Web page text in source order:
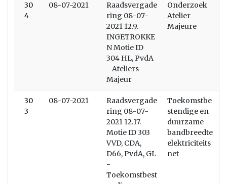
30
4
08-07-2021
Raadsvergade
ring 08-07-
2021 12.9.
INGETROKKE
N Motie ID
304 HL, PvdA
- Ateliers
Majeur
Onderzoek
Atelier
Majeure
30
3
08-07-2021
Raadsvergade
ring 08-07-
2021 12.17.
Motie ID 303
VVD, CDA,
D66, PvdA, GL
-
Toekomstbest
Toekomstbe
stendige en
duurzame
bandbreedte
elektriciteits
net